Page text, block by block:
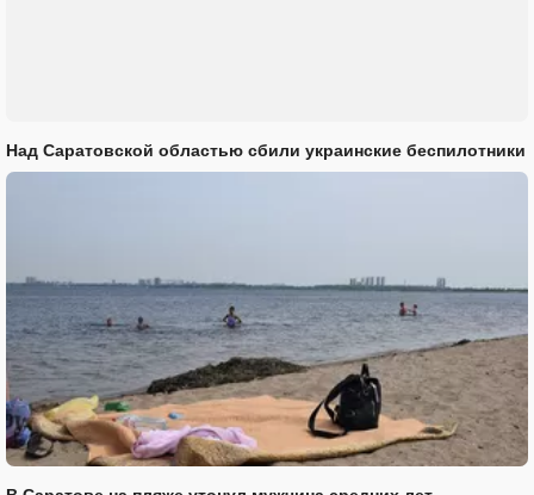
Над Саратовской областью сбили украинские беспилотники